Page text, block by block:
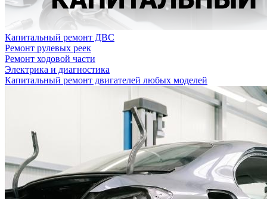
Капитальный ремонт ДВС
Ремонт рулевых реек
Ремонт ходовой части
Электрика и диагностика
Капитальный ремонт двигателей любых моделей